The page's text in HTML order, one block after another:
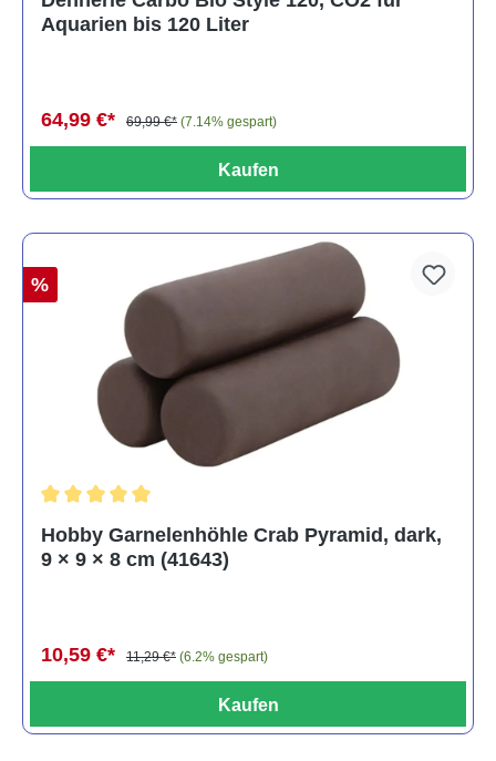
Aquarien bis 120 Liter
64,99 €* 69,99 €* (7.14% gespart)
Kaufen
%
Hobby Garnelenhöhle Crab Pyramid, dark,
9 × 9 × 8 cm (41643)
10,59 €* 11,29 €* (6.2% gespart)
Kaufen